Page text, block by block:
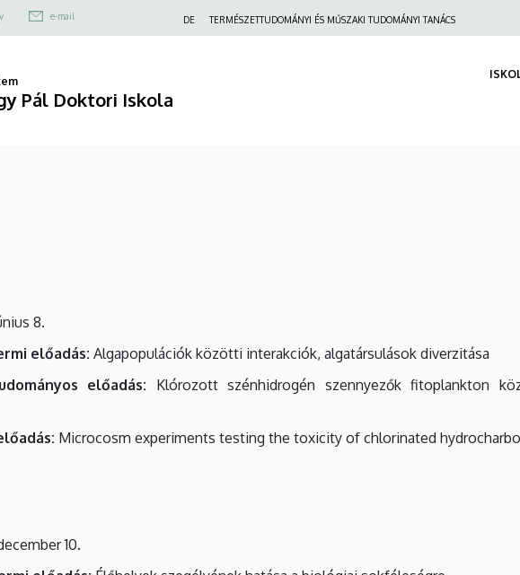
e-mail
Felső
DE TERMÉSZETTUDOMÁNYI ÉS MŰSZAKI TUDOMÁNYI TANÁCS
Pál Doktori Iskola
8.
előadás: Algapopulációk közötti interakciók, algatársulások diverzitása
előadás: Klórozott szénhidrogén szennyezők fitoplankton
Microcosm experiments testing the toxicity of chlorinated
10.